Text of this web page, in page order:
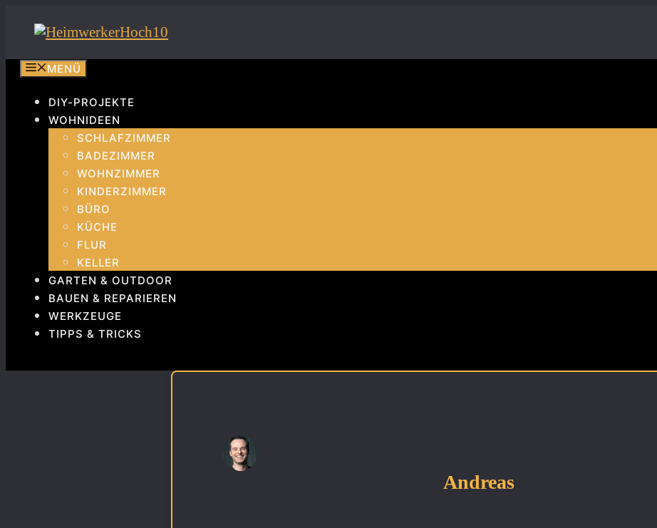
Inhalt
MENÜ
DIY-PROJEKTE
WOHNIDEEN
SCHLAFZIMMER
BADEZIMMER
WOHNZIMMER
KINDERZIMMER
BÜRO
KÜCHE
FLUR
KELLER
GARTEN & OUTDOOR
BAUEN & REPARIEREN
WERKZEUGE
TIPPS & TRICKS
Andreas